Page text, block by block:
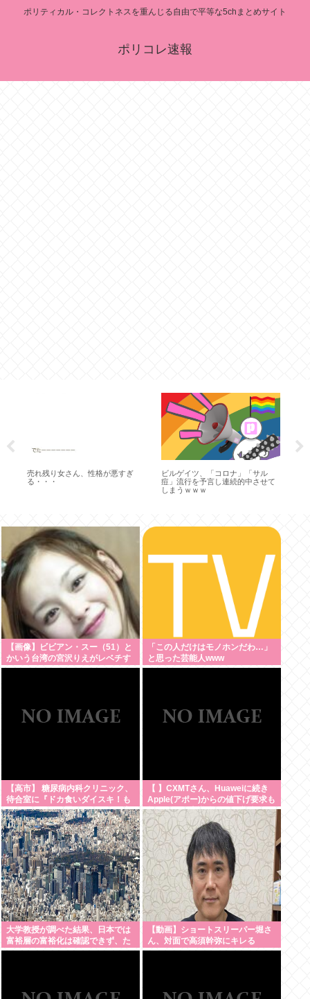
ポリティカル・コレクトネスを重んじる自由で平等な5chまとめサイト
ポリコレ速報
売れ残り女さん、性格が悪すぎ
る・・・
ビルゲイツ、「コロナ」「サル
痘」流行を予言し連続的中させて
しまうｗｗｗ
【画像】ビビアン・スー（51）と
かいう台湾の宮沢りえがレベチす
ぎる
「この人だけはモノホンだわ…」
と思った芸能人www
【高市】 糖尿病内科クリニック、
待合室に『ドカ食いダイスキ！も
ちづきさん』を置いてしまい炎上
【 】CXMTさん、Huaweiに続き
Apple(アポー)からの値下げ要求も
拒否！！！半導体バボー継続
へ！！！
大学教授が調べた結果、日本では
富裕層の富裕化は確認できず、た
だみんなで貧困化しているだけだ
【動画】ショートスリーパー堀さ
ん、対面で高須幹弥にキレる